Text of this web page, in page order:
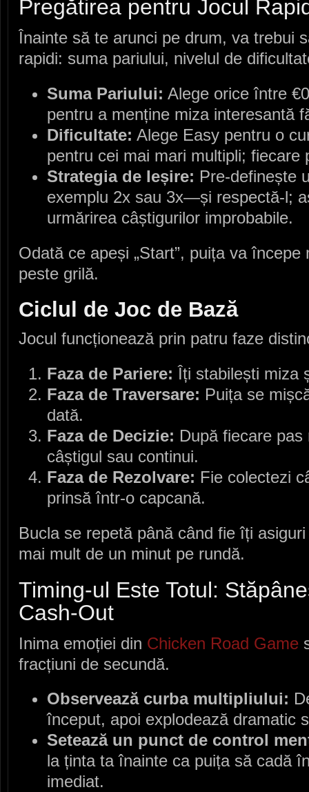
Pregătirea pentru Jocul
Înainte să te arunci pe drum, va trebui
rapidi: suma pariului, nivelul de
Suma Pariului: Alege orice între
pentru a menține miza interesantă
Dificultate: Alege Easy pentru o
pentru cei mai mari multipli; fiecare
Strategia de Ieșire: Pre‑definește
exemplu 2x sau 3x—și respectă‑l;
urmărirea câștigurilor improbabile.
Odată ce apeși „Start”, puița va
peste grilă.
Ciclul de Joc de Bază
Jocul funcționează prin patru faze
Faza de Pariere: Îți stabilești miza
Faza de Traversare: Puița se
dată.
Faza de Decizie: După fiecare
câștigul sau continui.
Faza de Rezolvare: Fie colectezi
prinsă într‑o capcană.
Bucla se repetă până când fie îți
mai mult de un minut pe rundă.
Timing‑ul Este Totul:
Cash‑Out
Inima emoției din Chicken Road Game
fracțiuni de secundă.
Observează curba multipliului:
început, apoi explodează dramatic
Setează un punct de control
la ținta ta înainte ca puița să cadă
imediat.